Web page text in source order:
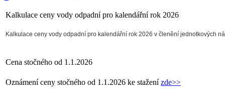
Kalkulace ceny vody odpadní pro kalendářní rok 2026
Kalkulace ceny vody odpadní pro kalendářní rok 2026 v členění jednotkových
Cena stočného od 1.1.2026
Oznámení ceny stočného od 1.1.2026 ke stažení zde>>